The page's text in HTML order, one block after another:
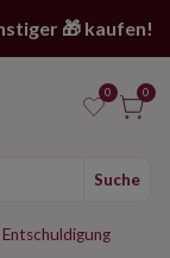
🎁 kaufen!
0 0
Suche
Entschuldigung